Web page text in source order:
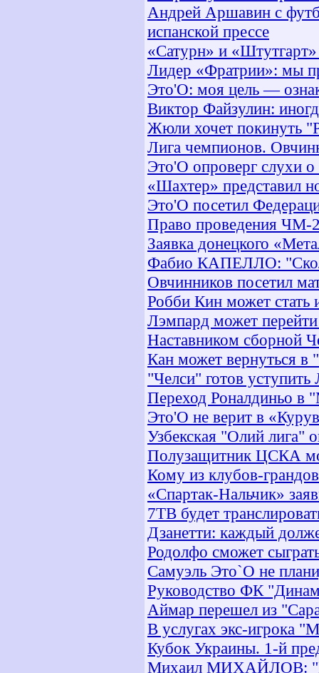
Андрей Аршавин с
испанской прессе
«Сатурн» и «Штутгарт»
Лидер «Фратрии»: мы
Это'О: моя цель —
Виктор Файзулин:
Жюли хочет покинуть
Лига чемпионов.
Это'О опроверг слухи
«Шахтер» представил
Это'О посетил
Право проведения ЧМ-
Заявка донецкого
Фабио КАПЕЛЛО:
Овчинников посетил
Робби Кин может стать
Лэмпард может
Наставником сборной
Кан может вернуться в
"Челси" готов
Переход Роналдиньо в
Это'О не верит в
Узбекская "Олий лига"
Полузащитник ЦСКА
Кому из клубов-
«Спартак-Нальчик»
7ТВ будет
Дзанетти: каждый
Родолфо сможет
Самуэль Это`О не
Руководство ФК
Аймар перешел из
В услугах экс-игрока
Кубок Украины. 1-й
Михаил МИХАЙЛОВ: "Не